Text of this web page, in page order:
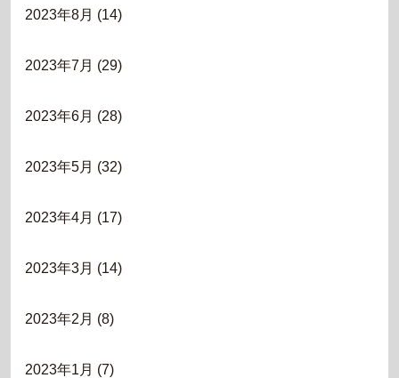
2023年8月 (14)
2023年7月 (29)
2023年6月 (28)
2023年5月 (32)
2023年4月 (17)
2023年3月 (14)
2023年2月 (8)
2023年1月 (7)